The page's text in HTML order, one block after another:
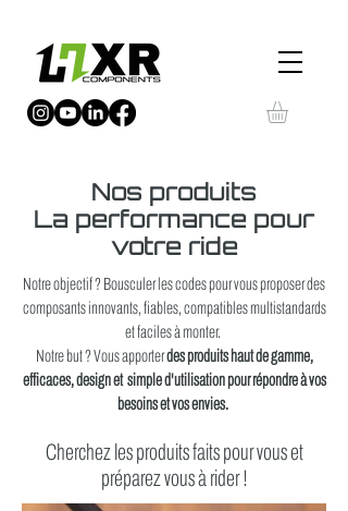
Nos produits
La performance pour
votre ride
Notre objectif ? Bousculer les codes pour vous proposer des
composants innovants, fiables, compatibles multistandards
et faciles à monter.
Notre but ? Vous apporterdes produits haut de gamme,
efficaces, design et simple d'utilisation pour répondre à vos
besoins et vos envies.
Cherchez les produits faits pour vous et
préparez vous à rider !